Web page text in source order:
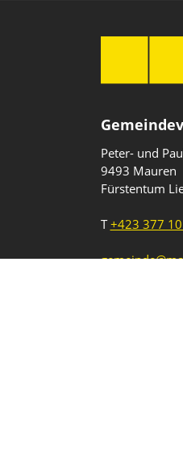
Peter- und
9493 Mauren
Fürstentum
T+423 377